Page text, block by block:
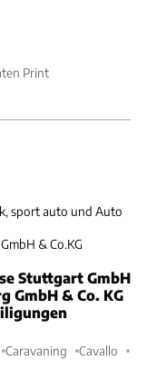
Print
sport auto und Auto
& Co.KG
Stuttgart GmbH
GmbH & Co. KG
Caravaning Cavallo